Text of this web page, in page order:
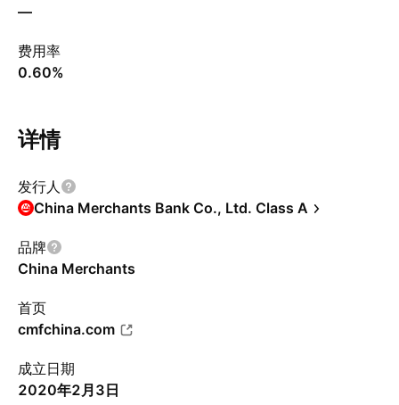
—
费用率
0.60%
详情
发行人
China Merchants Bank Co., Ltd. Class A
品牌
China Merchants
首页
cmfchina.com
成立日期
2020年2月3日